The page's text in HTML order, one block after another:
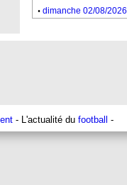
. dimanche 02/08/2026
- L'actualité du football -